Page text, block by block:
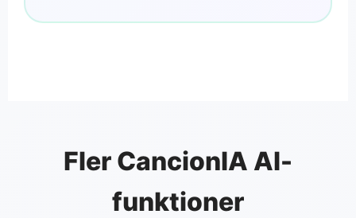
Fler CancionIA AI-
funktioner